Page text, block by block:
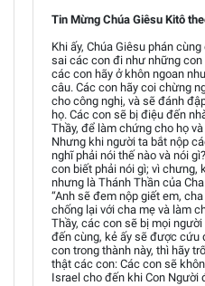
Tin Mừng Chúa Giêsu Kitô
Khi ấy, Chúa Giêsu phán
sai các con đi như những
các con hãy ở khôn ngoan
câu. Các con hãy coi chừng
cho công nghị, và sẽ đánh
họ. Các con sẽ bị điệu đến
Thầy, để làm chứng cho họ
Nhưng khi người ta bắt nộp
nghĩ phải nói thế nào và nói
con biết phải nói gì; vì chưng,
nhưng là Thánh Thần của
“Anh sẽ đem nộp giết em,
chống lại với cha mẹ và làm
Thầy, các con sẽ bị mọi
đến cùng, kẻ ấy sẽ được cứu
con trong thành này, thì hãy
thật các con: Các con sẽ
Israel cho đến khi Con Người